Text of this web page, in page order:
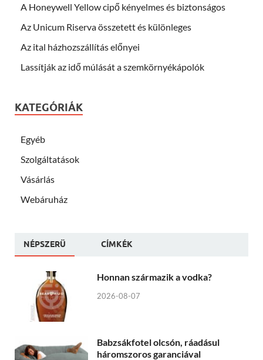
A Honeywell Yellow cipő kényelmes és biztonságos
Az Unicum Riserva összetett és különleges
Az ital házhozszállítás előnyei
Lassítják az idő múlását a szemkörnyékápolók
KATEGÓRIÁK
Egyéb
Szolgáltatások
Vásárlás
Webáruház
NÉPSZERÜ CÍMKÉK
Honnan származik a vodka?
2026-08-07
Babzsákfotel olcsón, ráadásul
háromszoros garanciával